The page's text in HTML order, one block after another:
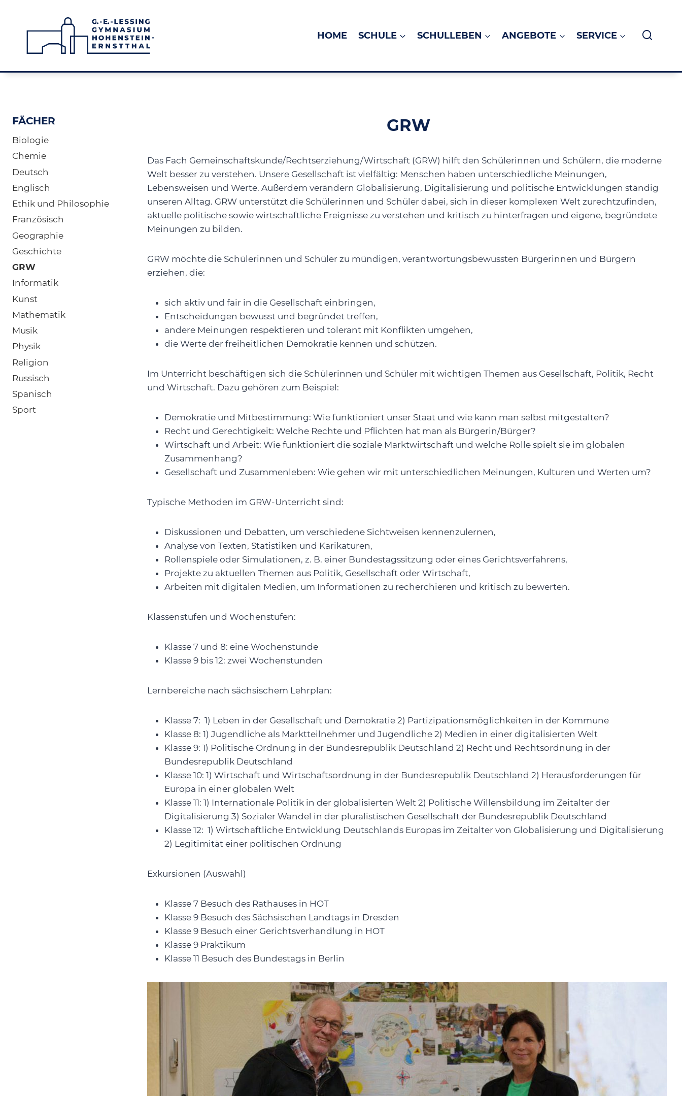
springen
HOME SCHULE SCHULLEBEN ANGEBOTE SERVICE
GRW
Das Fach Gemeinschaftskunde/Rechtserziehung/Wirtschaft (GRW) hilft den Schülerinnen und Schülern, die moderne
Welt besser zu verstehen. Unsere Gesellschaft ist vielfältig: Menschen haben unterschiedliche Meinungen,
Lebensweisen und Werte. Außerdem verändern Globalisierung, Digitalisierung und politische Entwicklungen ständig
unseren Alltag. GRW unterstützt die Schülerinnen und Schüler dabei, sich in dieser komplexen Welt zurechtzufinden,
aktuelle politische sowie wirtschaftliche Ereignisse zu verstehen und kritisch zu hinterfragen und eigene, begründete
Meinungen zu bilden.
GRW möchte die Schülerinnen und Schüler zu mündigen, verantwortungsbewussten Bürgerinnen und Bürgern
erziehen, die:
sich aktiv und fair in die Gesellschaft einbringen,
Entscheidungen bewusst und begründet treffen,
andere Meinungen respektieren und tolerant mit Konflikten umgehen,
die Werte der freiheitlichen Demokratie kennen und schützen.
Im Unterricht beschäftigen sich die Schülerinnen und Schüler mit wichtigen Themen aus Gesellschaft, Politik, Recht
und Wirtschaft. Dazu gehören zum Beispiel:
Demokratie und Mitbestimmung: Wie funktioniert unser Staat und wie kann man selbst mitgestalten?
Recht und Gerechtigkeit: Welche Rechte und Pflichten hat man als Bürgerin/Bürger?
Wirtschaft und Arbeit: Wie funktioniert die soziale Marktwirtschaft und welche Rolle spielt sie im globalen
Zusammenhang?
Gesellschaft und Zusammenleben: Wie gehen wir mit unterschiedlichen Meinungen, Kulturen und Werten um?
Typische Methoden im GRW-Unterricht sind:
Diskussionen und Debatten, um verschiedene Sichtweisen kennenzulernen,
Analyse von Texten, Statistiken und Karikaturen,
Rollenspiele oder Simulationen, z. B. einer Bundestagssitzung oder eines Gerichtsverfahrens,
Projekte zu aktuellen Themen aus Politik, Gesellschaft oder Wirtschaft,
Arbeiten mit digitalen Medien, um Informationen zu recherchieren und kritisch zu bewerten.
Klassenstufen und Wochenstufen:
Klasse 7 und 8: eine Wochenstunde
Klasse 9 bis 12: zwei Wochenstunden
Lernbereiche nach sächsischem Lehrplan:
Klasse 7: 1) Leben in der Gesellschaft und Demokratie 2) Partizipationsmöglichkeiten in der Kommune
Klasse 8: 1) Jugendliche als Marktteilnehmer und Jugendliche 2) Medien in einer digitalisierten Welt
Klasse 9: 1) Politische Ordnung in der Bundesrepublik Deutschland 2) Recht und Rechtsordnung in der
Bundesrepublik Deutschland
Klasse 10: 1) Wirtschaft und Wirtschaftsordnung in der Bundesrepublik Deutschland 2) Herausforderungen für
Europa in einer globalen Welt
Klasse 11: 1) Internationale Politik in der globalisierten Welt 2) Politische Willensbildung im Zeitalter der
Digitalisierung 3) Sozialer Wandel in der pluralistischen Gesellschaft der Bundesrepublik Deutschland
Klasse 12: 1) Wirtschaftliche Entwicklung Deutschlands Europas im Zeitalter von Globalisierung und Digitalisierung
2) Legitimität einer politischen Ordnung
Exkursionen (Auswahl)
Klasse 7 Besuch des Rathauses in HOT
Klasse 9 Besuch des Sächsischen Landtags in Dresden
Klasse 9 Besuch einer Gerichtsverhandlung in HOT
Klasse 9 Praktikum
Klasse 11 Besuch des Bundestags in Berlin
FÄCHER
Biologie
Chemie
Deutsch
Englisch
Ethik und Philosophie
Französisch
Geographie
Geschichte
GRW
Informatik
Kunst
Mathematik
Musik
Physik
Religion
Russisch
Spanisch
Sport